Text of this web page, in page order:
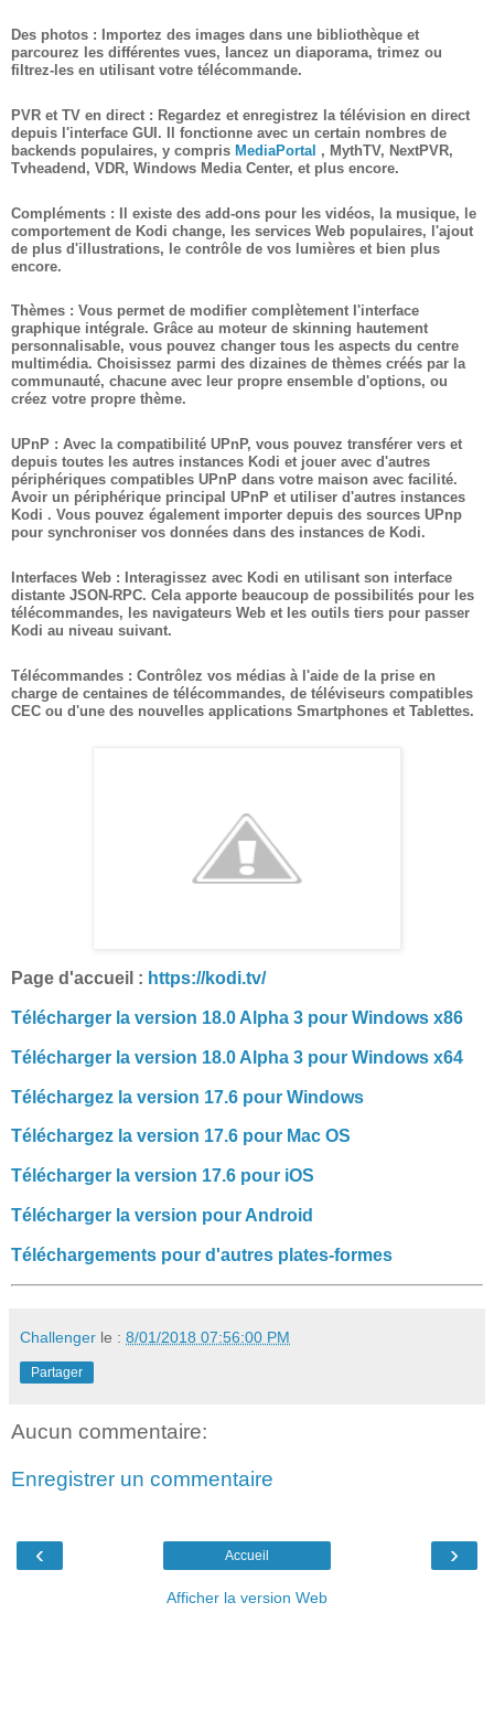
Des photos : Importez des images dans une bibliothèque et
parcourez les différentes vues, lancez un diaporama, trimez ou
filtrez-les en utilisant votre télécommande.
PVR et TV en direct : Regardez et enregistrez la télévision en direct
depuis l'interface GUI. Il fonctionne avec un certain nombres de
backends populaires, y compris MediaPortal , MythTV, NextPVR,
Tvheadend, VDR, Windows Media Center, et plus encore.
Compléments : Il existe des add-ons pour les vidéos, la musique, le
comportement de Kodi change, les services Web populaires, l'ajout
de plus d'illustrations, le contrôle de vos lumières et bien plus
encore.
Thèmes : Vous permet de modifier complètement l'interface
graphique intégrale. Grâce au moteur de skinning hautement
personnalisable, vous pouvez changer tous les aspects du centre
multimédia. Choisissez parmi des dizaines de thèmes créés par la
communauté, chacune avec leur propre ensemble d'options, ou
créez votre propre thème.
UPnP : Avec la compatibilité UPnP, vous pouvez transférer vers et
depuis toutes les autres instances Kodi et jouer avec d'autres
périphériques compatibles UPnP dans votre maison avec facilité.
Avoir un périphérique principal UPnP et utiliser d'autres instances
Kodi . Vous pouvez également importer depuis des sources UPnp
pour synchroniser vos données dans des instances de Kodi.
Interfaces Web : Interagissez avec Kodi en utilisant son interface
distante JSON-RPC. Cela apporte beaucoup de possibilités pour les
télécommandes, les navigateurs Web et les outils tiers pour passer
Kodi au niveau suivant.
Télécommandes : Contrôlez vos médias à l'aide de la prise en
charge de centaines de télécommandes, de téléviseurs compatibles
CEC ou d'une des nouvelles applications Smartphones et Tablettes.
Page d'accueil : https://kodi.tv/
Télécharger la version 18.0 Alpha 3 pour Windows x86
Télécharger la version 18.0 Alpha 3 pour Windows x64
Téléchargez la version 17.6 pour Windows
Téléchargez la version 17.6 pour Mac OS
Télécharger la version 17.6 pour iOS
Télécharger la version pour Android
Téléchargements pour d'autres plates-formes
Challenger le : 8/01/2018 07:56:00 PM
Partager
Aucun commentaire:
Enregistrer un commentaire
‹ ›
Accueil
Afficher la version Web